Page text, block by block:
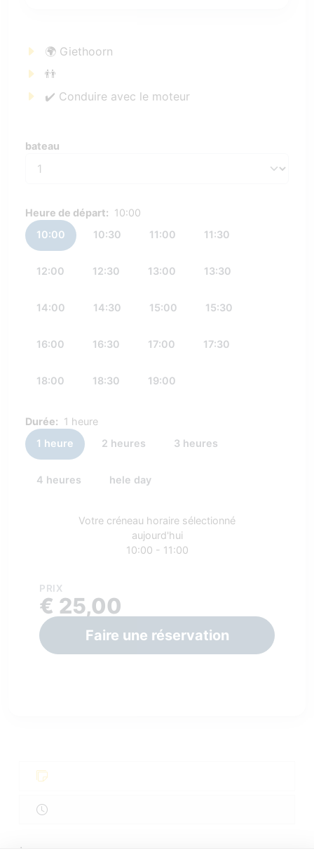
🌍 Giethoorn
👬
✔️ Conduire avec le moteur
bateau
Heure de départ: 10:00
10:00
10:30 11:00 11:30
12:00 12:30 13:00 13:30
14:00 14:30 15:00 15:30
16:00 16:30 17:00 17:30
18:00 18:30 19:00
Durée: 1 heure
1 heure
2 heures 3 heures
4 heures hele day
Votre créneau horaire sélectionné
aujourd'hui
10:00 - 11:00
PRIX
€ 25,00
Faire une réservation
.